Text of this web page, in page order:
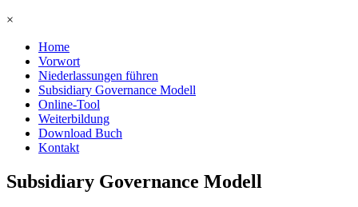
×
Home
Vorwort
Niederlassungen führen
Subsidiary Governance Modell
Online-Tool
Weiterbildung
Download Buch
Kontakt
Subsidiary Governance Modell